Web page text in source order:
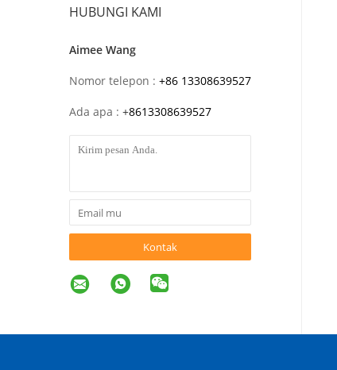
HUBUNGI KAMI
Aimee Wang
Nomor telepon : +86 13308639527
Ada apa : +8613308639527
Kontak